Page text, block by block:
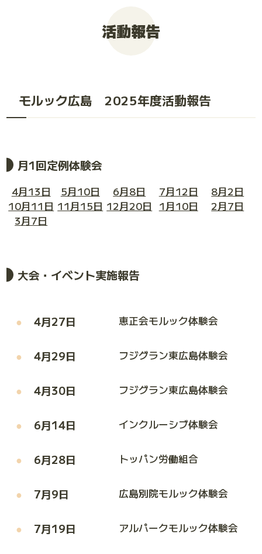
活動報告
モルック広島 2025年度活動報告
月1回定例体験会
4月13日 5月10日 6月8日 7月12日
8月2日
10月11日 11月15日 12月20日 1月10日
2月7日
3月7日
大会・イベント実施報告
4月27日 恵正会モルック体験会
4月29日 フジグラン東広島体験会
4月30日 フジグラン東広島体験会
6月14日 インクルーシブ体験会
6月28日 トッパン労働組合
7月9日 広島別院モルック体験会
7月19日 アルパークモルック体験会